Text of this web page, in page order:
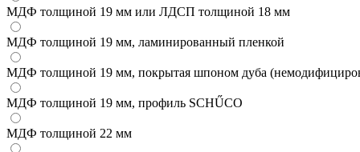
МДФ толщиной 19 мм или ЛДСП толщиной 18 мм
МДФ толщиной 19 мм, ламинированный пленкой
МДФ толщиной 19 мм, покрытая шпоном дуба
МДФ толщиной 19 мм, профиль SCHŰCO
МДФ толщиной 22 мм